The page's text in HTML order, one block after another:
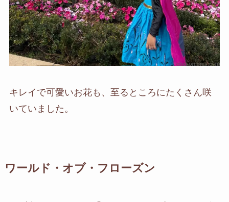
キレイで可愛いお花も、至るところにたくさん咲
いていました。
ワールド・オブ・フローズン